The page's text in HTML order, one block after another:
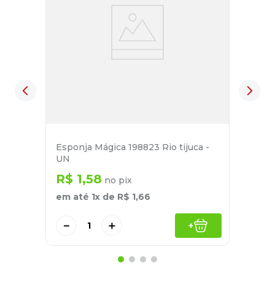
Esponja Mágica 198823 Rio tijuca -
UN
R$ 1,58 no pix
em até 1x de R$ 1,66
＋
－ +